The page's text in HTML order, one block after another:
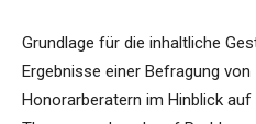
Grundlage für die inhaltliche
Ergebnisse einer Befragung
Honorarberatern im Hinblick